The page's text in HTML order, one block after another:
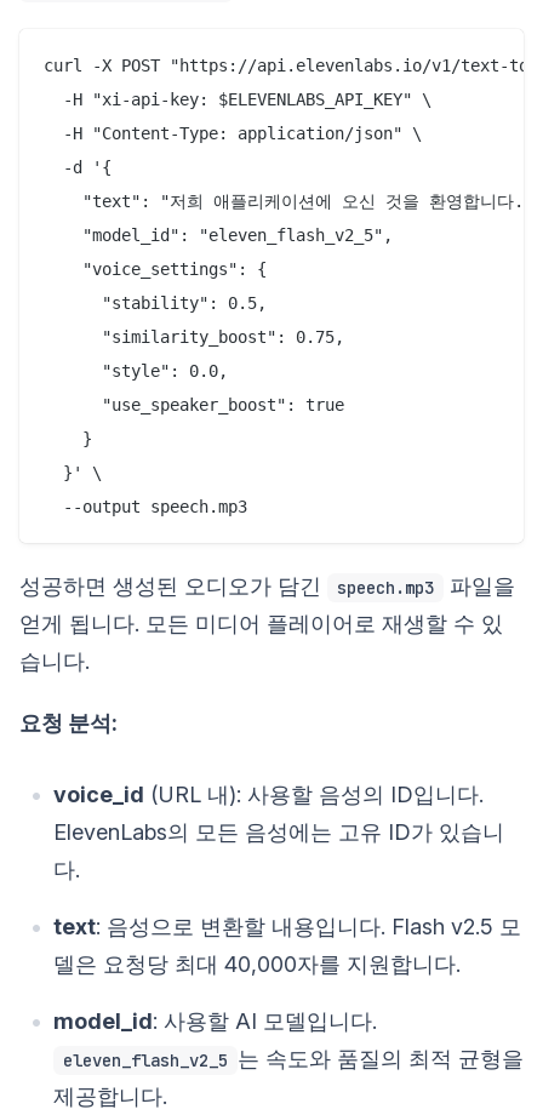
curl -X POST "https://api.elevenlabs.io/v1/text-to-
  -H "xi-api-key: $ELEVENLABS_API_KEY" \
  -H "Content-Type: application/json" \
  -d '{
"text": "저희 애플리케이션에 오신 것을 환영합니다.
    "model_id": "eleven_flash_v2_5",
    "voice_settings": {
      "stability": 0.5,
      "similarity_boost": 0.75,
      "style": 0.0,
      "use_speaker_boost": true
    }
  }' \
성공하면 생성된 오디오가 담긴 speech.mp3
파일을
얻게 됩니다. 모든 미디어 플레이어로 재생할 수 있
습니다.
요청 분석:
voice_id (URL 내): 사용할 음성의 ID입니다.
ElevenLabs의 모든 음성에는 고유 ID가 있습니
다.
text: 음성으로 변환할 내용입니다. Flash v2.5 모
델은 요청당 최대 40,000자를 지원합니다.
model_id: 사용할 AI 모델입니다.
eleven_flash_v2_5 는 속도와 품질의 최적 균형을
제공합니다.